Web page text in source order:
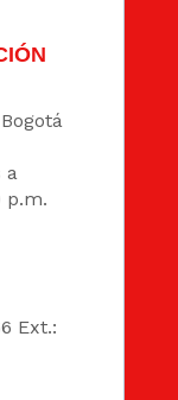
a
p.m.
Ext.: